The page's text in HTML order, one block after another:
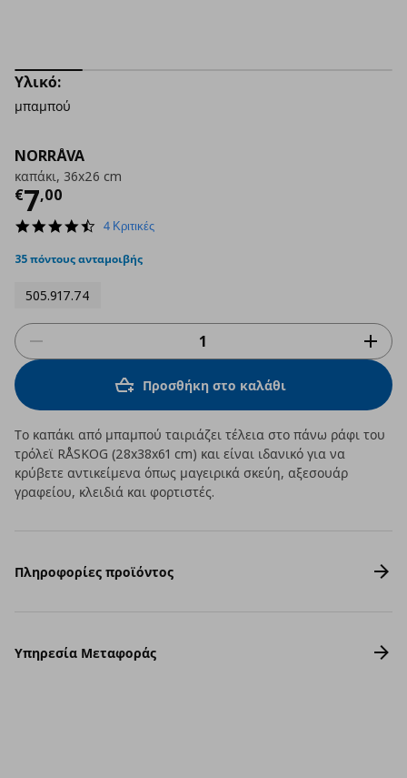
NORRÅVA
καπάκι, 36x26 cm
€7,00
Τρέχουσα τιμή
4.5
rating
4 Κριτικές
35 πόντους ανταμοιβής
505.917.74
Υλικό:
μπαμπού
Προσθήκη στο καλάθι
Το καπάκι από μπαμπού ταιριάζει τέλεια στο πάνω ράφι του
τρόλεϊ RÅSKOG (28x38x61 cm) και είναι ιδανικό για να
κρύβετε αντικείμενα όπως μαγειρικά σκεύη, αξεσουάρ
γραφείου, κλειδιά και φορτιστές.
Πληροφορίες προϊόντος
Υπηρεσία Μεταφοράς